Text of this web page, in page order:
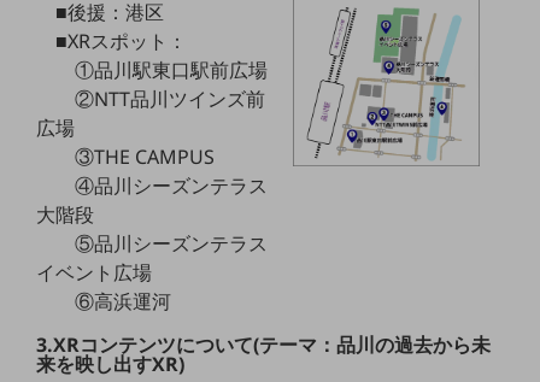
データプラス
IoT向け回線料金
home5Gプラン
モバイルサービス
端末の一元管理
セキュリティ
運用保守・故障紛失サポート
回線・ネットワーク
■後援：港区
■XRスポット：
①品川駅東口駅前広場
②NTT品川ツインズ前
広場
③THE CAMPUS
④品川シーズンテラス
大階段
⑤品川シーズンテラス
イベント広場
⑥高浜運河
3.XRコンテンツについて(テーマ：品川の過去から未
来を映し出すXR)